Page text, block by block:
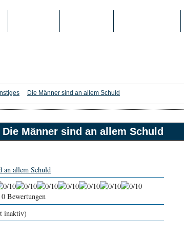
Die Männer sind an allem Schuld
Die Männer sind an allem Schuld
an allem Schuld
Bewertungen
inaktiv)